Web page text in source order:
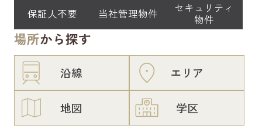
保証人不要 当社管理物件
セキュリティ
物件
場所から探す
沿線 エリア
地図 学区